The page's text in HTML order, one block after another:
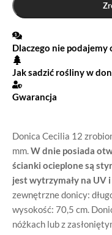
Donica Cecilia 12
mm.W dnie posiada
ścianki ocieplone są
jest wytrzymały na UV
zewnętrzne donicy:
wysokość: 70,5 cm.
nóżkach lub z
Dlaczego nie podajemy
Jak sadzić rośliny w
Gwarancja